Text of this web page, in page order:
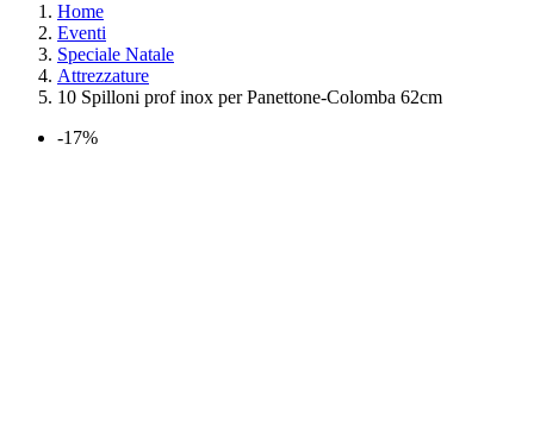
Home
Eventi
Speciale Natale
Attrezzature
10 Spilloni prof inox per Panettone-Colomba 62cm
-17%